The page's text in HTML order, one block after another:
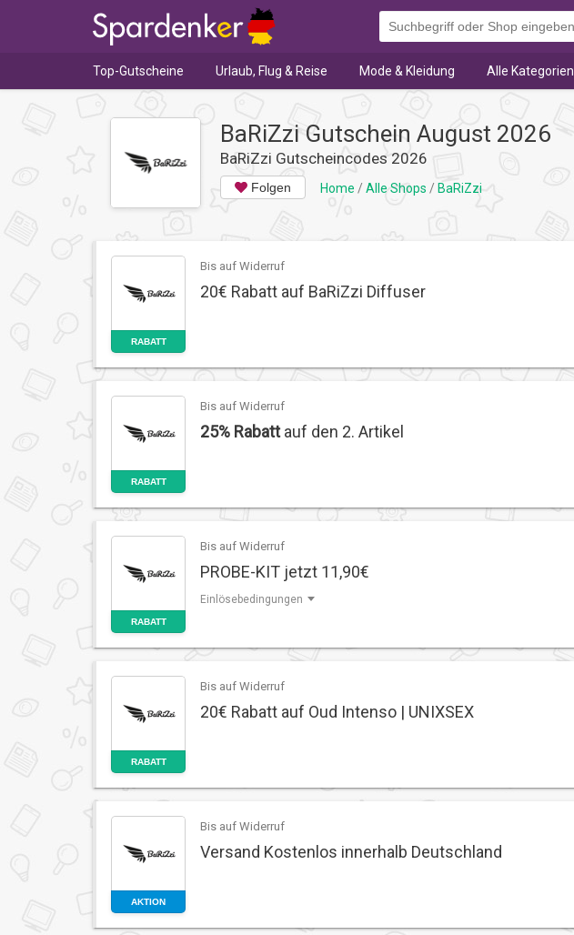
Top-Gutscheine Urlaub, Flug & Reise Mode & Kleidung Alle Kategorien
BaRiZzi Gutschein August 2026
BaRiZzi Gutscheincodes 2026
Folgen Home / Alle Shops / BaRiZzi
RABATT
Bis auf Widerruf
20€ Rabatt auf BaRiZzi Diffuser
RABATT
Bis auf Widerruf
25% Rabattauf den 2. Artikel
RABATT
Bis auf Widerruf
PROBE-KIT jetzt 11,90€
Einlösebedingungen
RABATT
Bis auf Widerruf
20€ Rabatt auf Oud Intenso | UNIXSEX
AKTION
Bis auf Widerruf
Versand Kostenlos innerhalb Deutschland